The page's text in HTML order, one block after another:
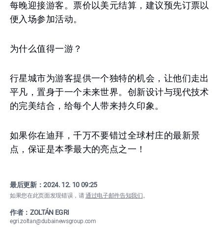
每晚迎接游客。票价以美元结算，建议预先订票以
便入场参加活动。
为什么值得一游？
行星城市为游客提供一个独特的机会，让他们走出
平凡，置身于一个未来世界。创新设计与现代技术
的完美结合，给每个人带来持久印象。
如果你在迪拜，千万不要错过全球村庄的最新景
点，保证是本季最大的亮点之一！
最后更新：2024. 12. 10 09:25
如果您在此页面发现错误，请通过电子邮件告知我们。
作者：ZOLTÁN EGRI
egri.zoltan@dubainewsgroup.com